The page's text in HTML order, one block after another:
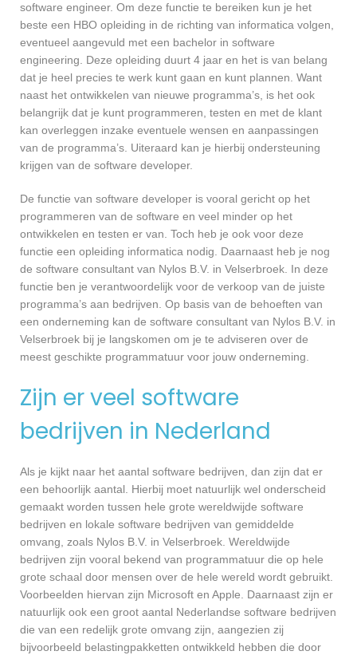
software engineer. Om deze functie te bereiken kun je het
beste een HBO opleiding in de richting van informatica volgen,
eventueel aangevuld met een bachelor in software
engineering. Deze opleiding duurt 4 jaar en het is van belang
dat je heel precies te werk kunt gaan en kunt plannen. Want
naast het ontwikkelen van nieuwe programma’s, is het ook
belangrijk dat je kunt programmeren, testen en met de klant
kan overleggen inzake eventuele wensen en aanpassingen
van de programma’s. Uiteraard kan je hierbij ondersteuning
krijgen van de software developer.
De functie van software developer is vooral gericht op het
programmeren van de software en veel minder op het
ontwikkelen en testen er van. Toch heb je ook voor deze
functie een opleiding informatica nodig. Daarnaast heb je nog
de software consultant van Nylos B.V. in Velserbroek. In deze
functie ben je verantwoordelijk voor de verkoop van de juiste
programma’s aan bedrijven. Op basis van de behoeften van
een onderneming kan de software consultant van Nylos B.V. in
Velserbroek bij je langskomen om je te adviseren over de
meest geschikte programmatuur voor jouw onderneming.
Zijn er veel software
bedrijven in Nederland
Als je kijkt naar het aantal software bedrijven, dan zijn dat er
een behoorlijk aantal. Hierbij moet natuurlijk wel onderscheid
gemaakt worden tussen hele grote wereldwijde software
bedrijven en lokale software bedrijven van gemiddelde
omvang, zoals Nylos B.V. in Velserbroek. Wereldwijde
bedrijven zijn vooral bekend van programmatuur die op hele
grote schaal door mensen over de hele wereld wordt gebruikt.
Voorbeelden hiervan zijn Microsoft en Apple. Daarnaast zijn er
natuurlijk ook een groot aantal Nederlandse software bedrijven
die van een redelijk grote omvang zijn, aangezien zij
bijvoorbeeld belastingpakketten ontwikkeld hebben die door